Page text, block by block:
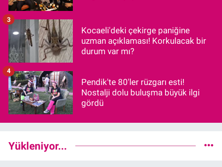
Kocaeli'deki çekirge paniğine
uzman açıklaması! Korkulacak bir
durum var mı?
3
Pendik'te 80'ler rüzgarı esti!
Nostalji dolu buluşma büyük ilgi
gördü
4
Yükleniyor...